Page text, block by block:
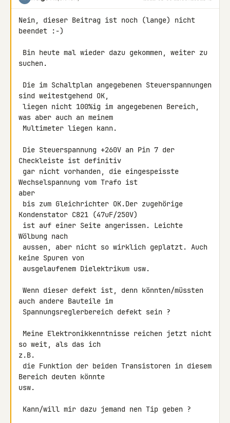
Nein, dieser Beitrag ist noch (lange) nicht
beendet :-)
suchen.
sind weitestgehend OK,
was aber auch an meinem
Checkleiste ist definitiv
Wechselspannung vom Trafo ist
aber
Kondenstator C821 (47uF/250V)
Wölbung nach
keine Spuren von
auch andere Bauteile im
so weit, als das ich
z.B.
Bereich deuten könnte
usw.